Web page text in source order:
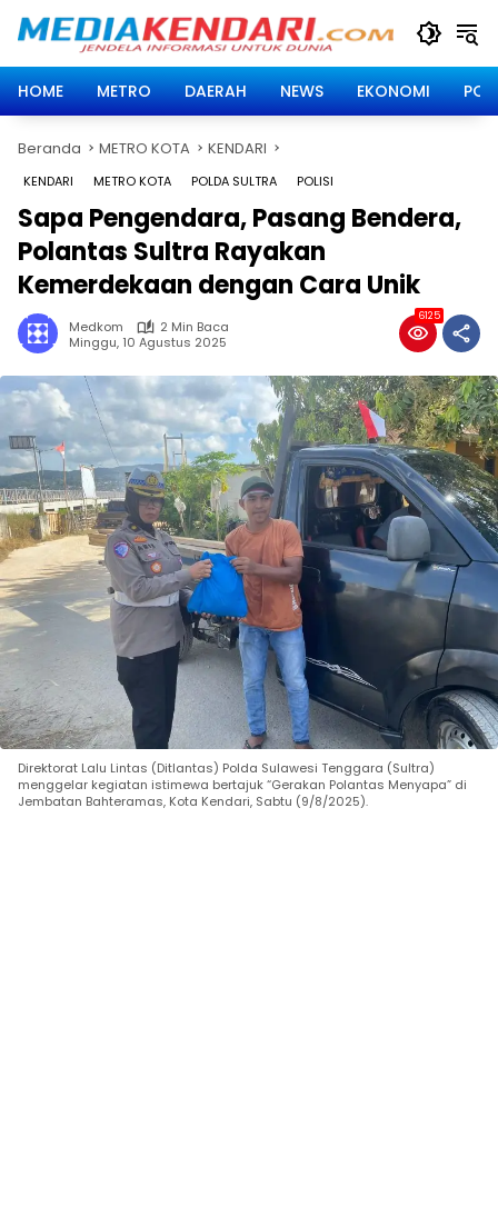
HOME
METRO DAERAH NEWS EKONOMI
Beranda METRO KOTA KENDARI
KENDARI METRO KOTA POLDA SULTRA POLISI
Sapa Pengendara, Pasang Bendera,
Polantas Sultra Rayakan
Kemerdekaan dengan Cara Unik
Medkom
2 Min Baca
Minggu, 10 Agustus 2025
6125
Direktorat Lalu Lintas (Ditlantas) Polda Sulawesi Tenggara (Sultra)
menggelar kegiatan istimewa bertajuk “Gerakan Polantas Menyapa” di
Jembatan Bahteramas, Kota Kendari, Sabtu (9/8/2025).